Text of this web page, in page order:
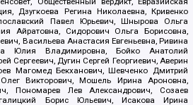
Дзугкоева Регина Николаевна, Кривенко
Павел Юрьевич, Шнырова Ольга
Айратовна, Сидорович Ольга Борисовна,
Васильева Анастасия Евгеньевна, Ривина
Юлия Владимировна, Бойко Анатолий
Сергеевич, Дугин Сергей Георгиевич, Аверин
Магомед Бекханович, Шевченко Дмитрий
Викторович, Мошель Ирина Ароновна,
Пономарев Лев Александрович, Созаев
Борис Юльевич, Исакова Ирина